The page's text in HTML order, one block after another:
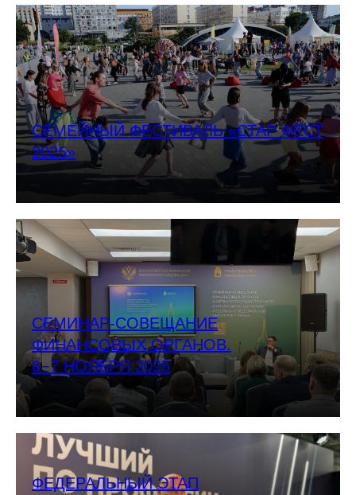
СЕМЕЙНЫЙ ФЕСТИВАЛЬ «СТАР ФЕСТ
2025»
СЕМИНАР-СОВЕЩАНИЕ
ФИНАНСОВЫХ ОРГАНОВ.
6−7 НОЯБРЯ 2025
ФЕДЕРАЛЬНЫЙ ЭТАП